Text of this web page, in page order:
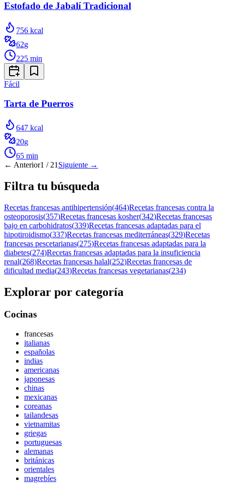
Estofado de Jabalí Tradicional
756 kcal
62g
225 min
Fácil
Tarta de Puerros
647 kcal
20g
65 min
← Anterior1 / 21 Siguiente →
Filtra tu búsqueda
Recetas francesas antihipertensión(464)Recetas francesas contra la
osteoporosis(357)Recetas francesas kosher(342)Recetas francesas
bajo en carbohidratos(339)Recetas francesas adaptadas para el
hipotiroidismo(337)Recetas francesas mediterráneas(329)Recetas
francesas pescetarianas(275)Recetas francesas adaptadas para la
diabetes(274)Recetas francesas adaptadas para la insuficiencia
renal(268)Recetas francesas halal(252)Recetas francesas de
dificultad media(243)Recetas francesas vegetarianas(234)
Explorar por categoría
Cocinas
francesas
italianas
españolas
indias
americanas
japonesas
chinas
mexicanas
coreanas
tailandesas
vietnamitas
griegas
portuguesas
alemanas
británicas
orientales
magrebíes